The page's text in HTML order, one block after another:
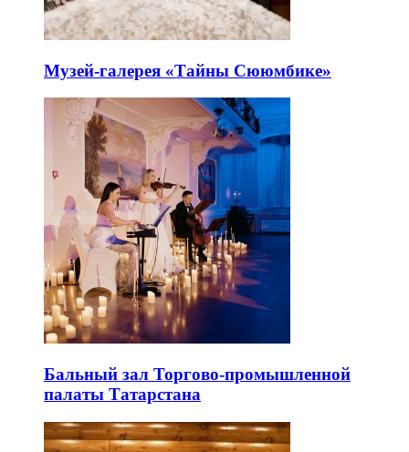
Музей-галерея «Тайны Сююмбике»
Бальный зал Торгово-промышленной
палаты Татарстана